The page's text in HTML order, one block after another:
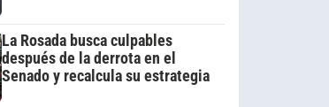
La Rosada busca culpables
después de la derrota en el
Senado y recalcula su estrategia